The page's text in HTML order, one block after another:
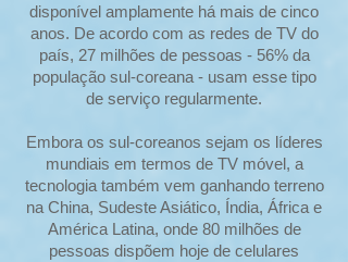
disponível amplamente há mais de cinco
anos. De acordo com as redes de TV do
país, 27 milhões de pessoas - 56% da
população sul-coreana - usam esse tipo
de serviço regularmente.
Embora os sul-coreanos sejam os líderes
mundiais em termos de TV móvel, a
tecnologia também vem ganhando terreno
na China, Sudeste Asiático, Índia, África e
América Latina, onde 80 milhões de
pessoas dispõem hoje de celulares